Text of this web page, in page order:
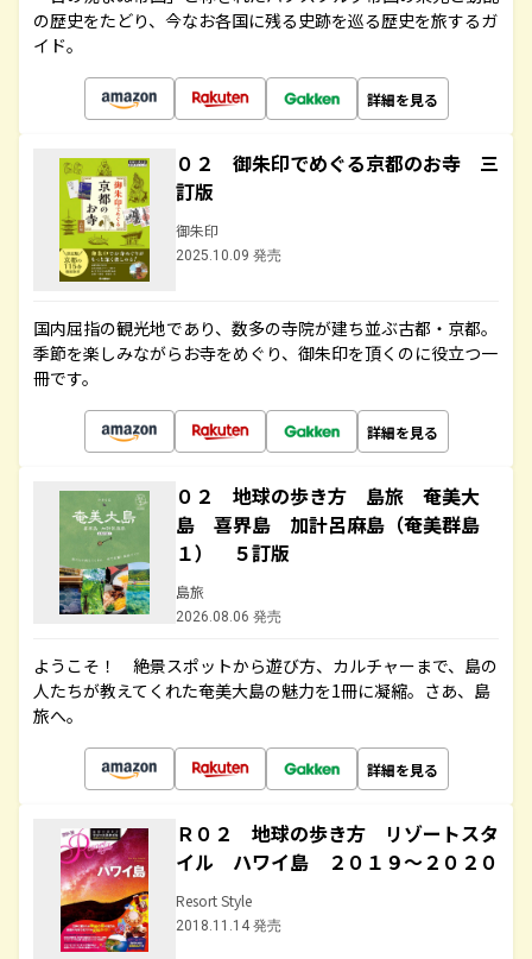
の歴史をたどり、今なお各国に残る史跡を巡る歴史を旅するガ
イド。
詳細を見る
０２ 御朱印でめぐる京都のお寺 三
訂版
御朱印
2025.10.09 発売
国内屈指の観光地であり、数多の寺院が建ち並ぶ古都・京都。
季節を楽しみながらお寺をめぐり、御朱印を頂くのに役立つ一
冊です。
詳細を見る
０２ 地球の歩き方 島旅 奄美大
島 喜界島 加計呂麻島（奄美群島
１） ５訂版
島旅
2026.08.06 発売
ようこそ！ 絶景スポットから遊び方、カルチャーまで、島の
人たちが教えてくれた奄美大島の魅力を1冊に凝縮。さあ、島
旅へ。
詳細を見る
Ｒ０２ 地球の歩き方 リゾートスタ
イル ハワイ島 ２０１９～２０２０
Resort Style
2018.11.14 発売